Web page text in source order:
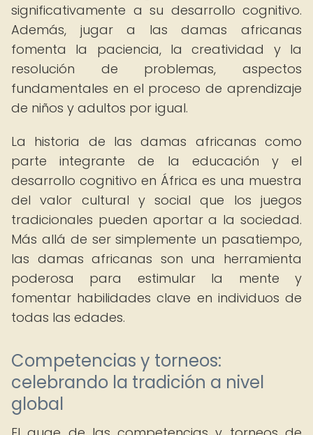
significativamente a su desarrollo cognitivo.
Además, jugar a las damas africanas
fomenta la paciencia, la creatividad y la
resolución de problemas, aspectos
fundamentales en el proceso de aprendizaje
de niños y adultos por igual.
La historia de las damas africanas como
parte integrante de la educación y el
desarrollo cognitivo en África es una muestra
del valor cultural y social que los juegos
tradicionales pueden aportar a la sociedad.
Más allá de ser simplemente un pasatiempo,
las damas africanas son una herramienta
poderosa para estimular la mente y
fomentar habilidades clave en individuos de
todas las edades.
Competencias y torneos:
celebrando la tradición a nivel
global